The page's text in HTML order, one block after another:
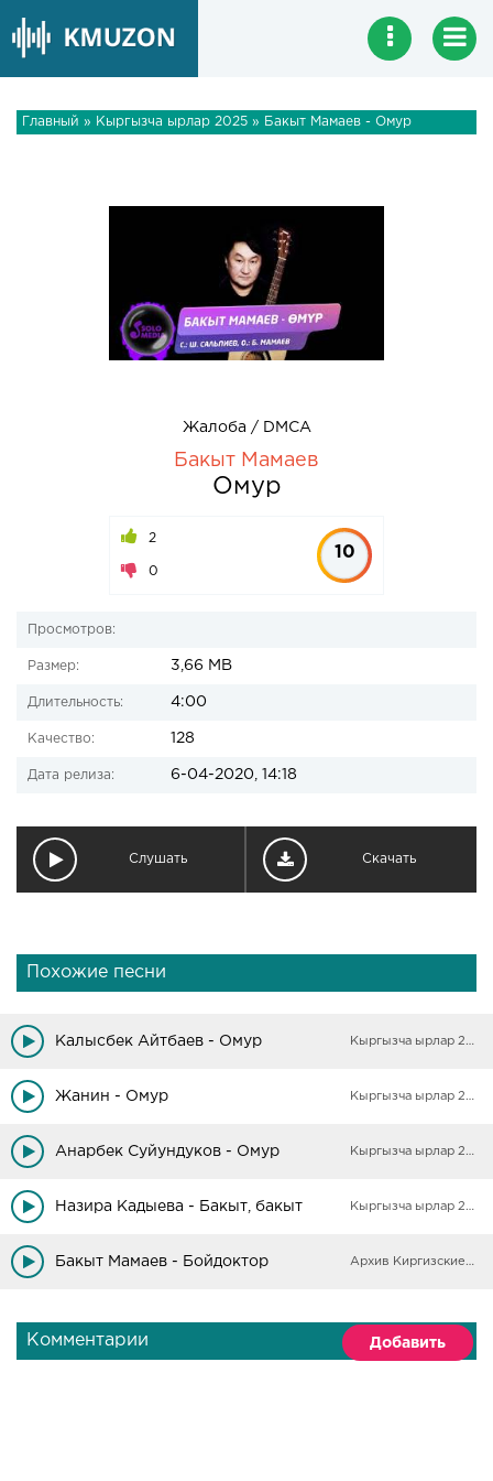
Главный » Кыргызча ырлар 2025 » Бакыт Мамаев - Омур
Жалоба / DMCA
Бакыт Мамаев
Омур
2
0
10
Просмотров:
Размер: 3,66 MB
Длительность: 4:00
Качество: 128
Дата релиза: 6-04-2020, 14:18
Слушать Скачать
Похожие песни
Калысбек Айтбаев - Омур Кыргызча ырлар 2025
Жанин - Омур Кыргызча ырлар 2025
Анарбек Суйундуков - Омур Кыргызча ырлар 2025
Назира Кадыева - Бакыт, бакыт Кыргызча ырлар 2025
Бакыт Мамаев - Бойдоктор Архив Киргизские песни
Комментарии Добавить